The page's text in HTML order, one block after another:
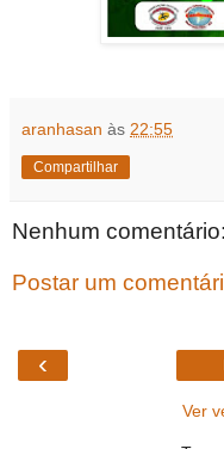
aranhasan às 22:55
Compartilhar
Nenhum comentário:
Postar um
‹
Ver